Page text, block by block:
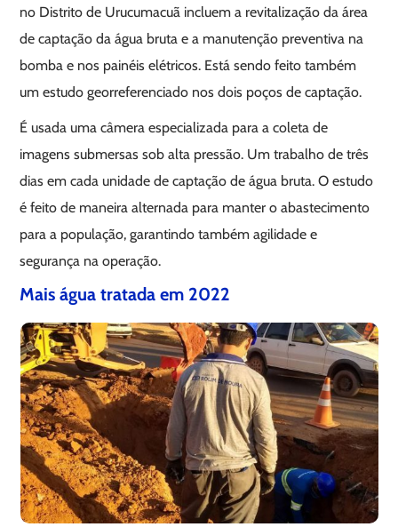
no Distrito de Urucumacuã incluem a revitalização da área
de captação da água bruta e a manutenção preventiva na
bomba e nos painéis elétricos. Está sendo feito também
um estudo georreferenciado nos dois poços de captação.
É usada uma câmera especializada para a coleta de
imagens submersas sob alta pressão. Um trabalho de três
dias em cada unidade de captação de água bruta. O estudo
é feito de maneira alternada para manter o abastecimento
para a população, garantindo também agilidade e
segurança na operação.
Mais água tratada em 2022